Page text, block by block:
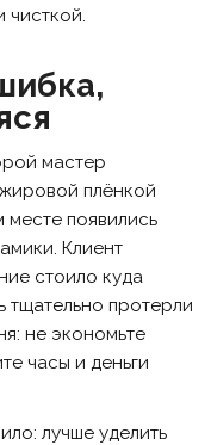
чисткой.
мастер
плёнкой
месте появились
Клиент
стоило куда
тщательно протерли
не экономьте
часы и деньги
лучше уделить